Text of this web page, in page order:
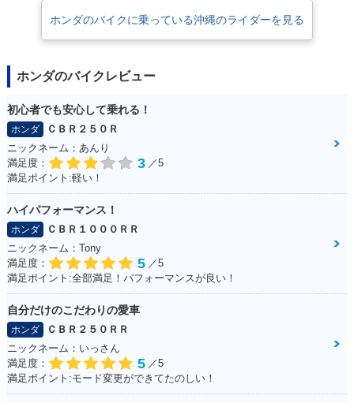
ホンダのバイクに乗っている沖縄のライダーを見る
ホンダのバイクレビュー
初心者でも安心して乗れる！
ホンダ
ＣＢＲ２５０Ｒ
ニックネーム：あんり
満足度：
3 ／5
満足ポイント:軽い！
ハイパフォーマンス！
ホンダ
ＣＢＲ１０００ＲＲ
ニックネーム：Tony
満足度：
5 ／5
満足ポイント:全部満足！パフォーマンスが良い！
自分だけのこだわりの愛車
ホンダ
ＣＢＲ２５０ＲＲ
ニックネーム：いっさん
満足度：
5 ／5
満足ポイント:モード変更ができてたのしい！